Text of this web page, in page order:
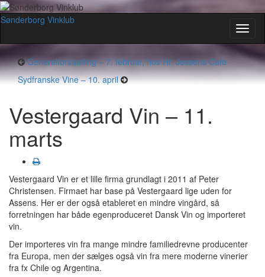
Sønderborg Vinklub
Generalforsamling – 7. februar, hos Hr. Jessens Café
Sydfranske Vine – 10. april
Vestergaard Vin – 11.
marts
Vestergaard Vin er et lille firma grundlagt i 2011 af Peter
Christensen. Firmaet har base på Vestergaard lige uden for
Assens. Her er der også etableret en mindre vingård, så
forretningen har både egenproduceret Dansk Vin og importeret
vin.
Der importeres vin fra mange mindre familiedrevne producenter
fra Europa, men der sælges også vin fra mere moderne vinerier
fra fx Chile og Argentina.